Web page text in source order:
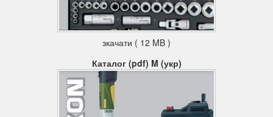
зкачати ( 12 MB )
Каталог (pdf) M (укр)